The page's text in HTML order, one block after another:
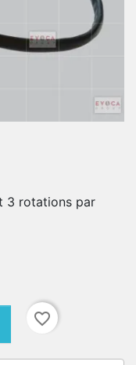
3 rotations par
favorite_border